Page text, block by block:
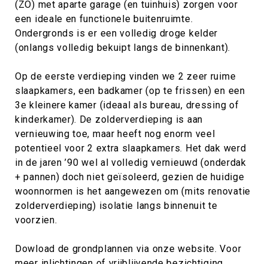
(ZO) met aparte garage (en tuinhuis) zorgen voor
een ideale en functionele buitenruimte.
Ondergronds is er een volledig droge kelder
(onlangs volledig bekuipt langs de binnenkant).
Op de eerste verdieping vinden we 2 zeer ruime
slaapkamers, een badkamer (op te frissen) en een
3e kleinere kamer (ideaal als bureau, dressing of
kinderkamer). De zolderverdieping is aan
vernieuwing toe, maar heeft nog enorm veel
potentieel voor 2 extra slaapkamers. Het dak werd
in de jaren ’90 wel al volledig vernieuwd (onderdak
+ pannen) doch niet geïsoleerd, gezien de huidige
woonnormen is het aangewezen om (mits renovatie
zolderverdieping) isolatie langs binnenuit te
voorzien.
Dowload de grondplannen via onze website. Voor